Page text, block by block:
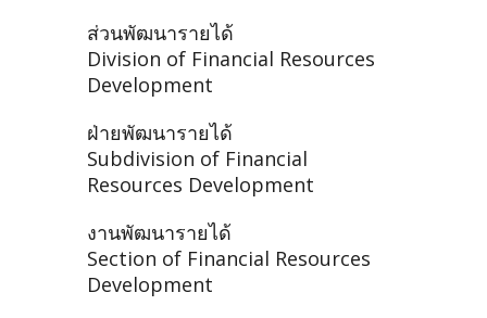
ส่วนพัฒนารายได้
Division of Financial Resources
Development
ฝ่ายพัฒนารายได้
Subdivision of Financial
Resources Development
งานพัฒนารายได้
Section of Financial Resources
Development